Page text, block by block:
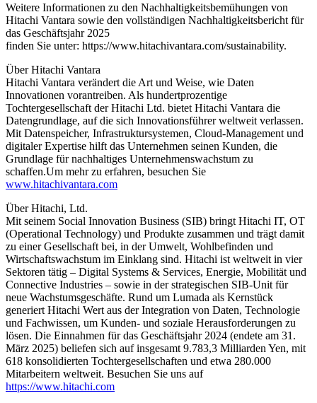
Weitere Informationen zu den Nachhaltigkeitsbemühungen von
Hitachi Vantara sowie den vollständigen Nachhaltigkeitsbericht für
das Geschäftsjahr 2025
finden Sie unter: https://www.hitachivantara.com/sustainability.
Über Hitachi Vantara
Hitachi Vantara verändert die Art und Weise, wie Daten
Innovationen vorantreiben. Als hundertprozentige
Tochtergesellschaft der Hitachi Ltd. bietet Hitachi Vantara die
Datengrundlage, auf die sich Innovationsführer weltweit verlassen.
Mit Datenspeicher, Infrastruktursystemen, Cloud-Management und
digitaler Expertise hilft das Unternehmen seinen Kunden, die
Grundlage für nachhaltiges Unternehmenswachstum zu
schaffen.Um mehr zu erfahren, besuchen Sie
www.hitachivantara.com
Über Hitachi, Ltd.
Mit seinem Social Innovation Business (SIB) bringt Hitachi IT, OT
(Operational Technology) und Produkte zusammen und trägt damit
zu einer Gesellschaft bei, in der Umwelt, Wohlbefinden und
Wirtschaftswachstum im Einklang sind. Hitachi ist weltweit in vier
Sektoren tätig – Digital Systems & Services, Energie, Mobilität und
Connective Industries – sowie in der strategischen SIB-Unit für
neue Wachstumsgeschäfte. Rund um Lumada als Kernstück
generiert Hitachi Wert aus der Integration von Daten, Technologie
und Fachwissen, um Kunden- und soziale Herausforderungen zu
lösen. Die Einnahmen für das Geschäftsjahr 2024 (endete am 31.
März 2025) beliefen sich auf insgesamt 9.783,3 Milliarden Yen, mit
618 konsolidierten Tochtergesellschaften und etwa 280.000
Mitarbeitern weltweit. Besuchen Sie uns auf
https://www.hitachi.com